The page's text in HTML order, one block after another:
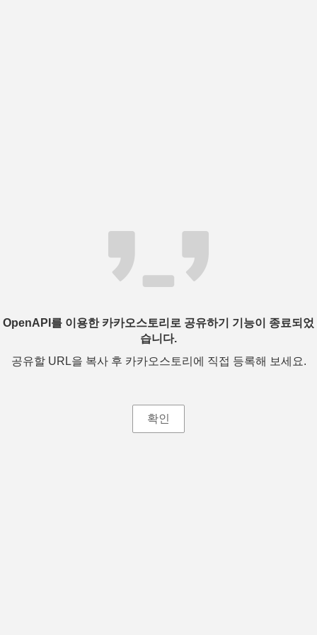
OpenAPI를 이용한 카카오스토리로 공유하기 기능이 종료되었
습니다.
공유할 URL을 복사 후 카카오스토리에 직접 등록해 보세요.
확인